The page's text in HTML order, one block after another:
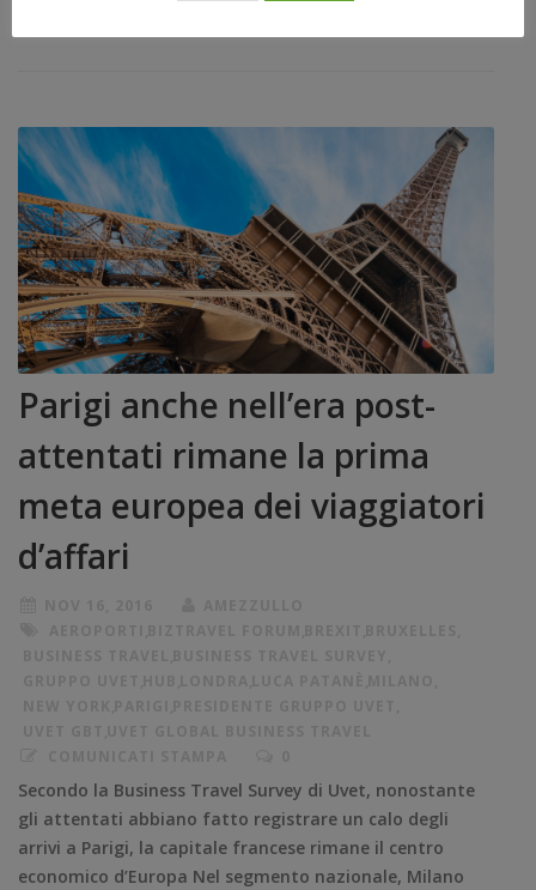
Parigi anche nell’era post-
attentati rimane la prima
meta europea dei viaggiatori
d’affari
Secondo la Business Travel Survey di Uvet, nonostante
gli attentati abbiano fatto registrare un calo degli
arrivi a Parigi, la capitale francese rimane il centro
economico d’Europa Nel segmento nazionale, Milano